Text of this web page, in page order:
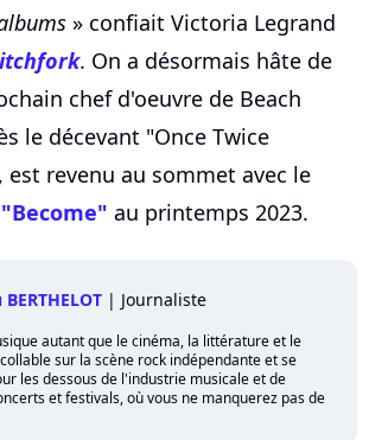
» confiait Victoria Legrand
. On a désormais hâte de
chef d'oeuvre de Beach
le décevant "Once Twice
est revenu au sommet avec le
"Become" au printemps 2023.
| Journaliste
autant que le cinéma, la littérature et le
sur la scène rock indépendante et se
les dessous de l'industrie musicale et de
et festivals, où vous ne manquerez pas de